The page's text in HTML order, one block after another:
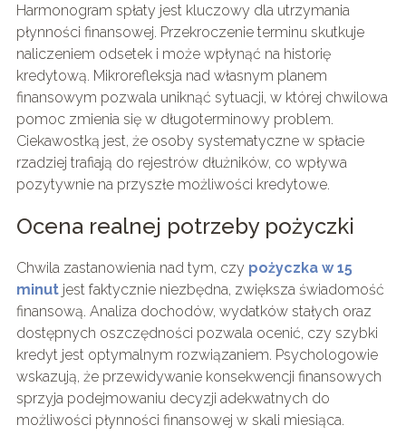
Harmonogram spłaty jest kluczowy dla utrzymania
płynności finansowej. Przekroczenie terminu skutkuje
naliczeniem odsetek i może wpłynąć na historię
kredytową. Mikrorefleksja nad własnym planem
finansowym pozwala uniknąć sytuacji, w której chwilowa
pomoc zmienia się w długoterminowy problem.
Ciekawostką jest, że osoby systematyczne w spłacie
rzadziej trafiają do rejestrów dłużników, co wpływa
pozytywnie na przyszłe możliwości kredytowe.
Ocena realnej potrzeby pożyczki
Chwila zastanowienia nad tym, czy pożyczka w 15
minutjest faktycznie niezbędna, zwiększa świadomość
finansową. Analiza dochodów, wydatków stałych oraz
dostępnych oszczędności pozwala ocenić, czy szybki
kredyt jest optymalnym rozwiązaniem. Psychologowie
wskazują, że przewidywanie konsekwencji finansowych
sprzyja podejmowaniu decyzji adekwatnych do
możliwości płynności finansowej w skali miesiąca.